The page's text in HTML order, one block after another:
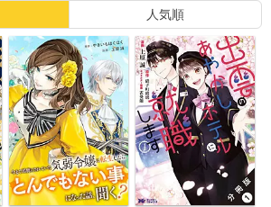
人気順